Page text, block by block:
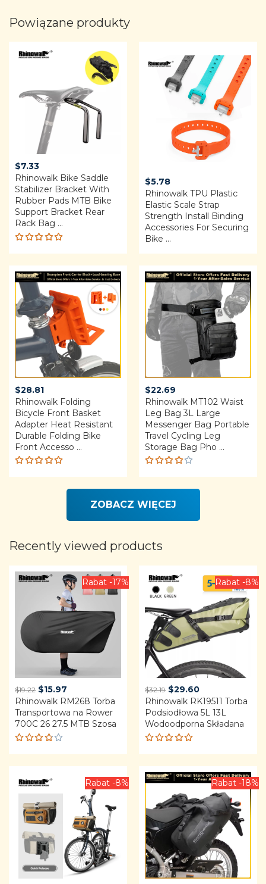
Powiązane produkty
$7.33
Rhinowalk Bike Saddle
Stabilizer Bracket With
Rubber Pads MTB Bike
Support Bracket Rear
Rack Bag ...
Rated
5.00out
of 5
$5.78
Rhinowalk TPU Plastic
Elastic Scale Strap
Strength Install Binding
Accessories For Securing
Bike ...
$28.81
Rhinowalk Folding
Bicycle Front Basket
Adapter Heat Resistant
Durable Folding Bike
Front Accesso ...
Rated
$22.69
Rhinowalk MT102 Waist
Leg Bag 3L Large
Messenger Bag Portable
Travel Cycling Leg
Storage Bag Pho ...
Rated
4.00
5
ZOBACZ WIĘCEJ
Recently viewed products
Rabat -17%
$19.22 Original
price
was:
$19.22.
$15.97
price
is:
$15.97.
Rhinowalk RM268 Torba
Transportowa na Rower
700C 26 27.5 MTB Szosa
Rated
3.75
5
Rabat -8%
$32.19 Original
price
was:
$32.19.
$29.60Current
price
is:
$29.60.
Rhinowalk RK19511 Torba
Podsiodłowa 5L 13L
Wodoodporna Składana
Rated
4.92out
of 5
Rabat -8% Rabat -18%